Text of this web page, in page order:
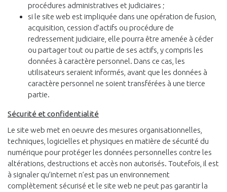
procédures administratives et judiciaires ;
si le site web est impliquée dans une opération de fusion,
acquisition, cession d’actifs ou procédure de
redressement judiciaire, elle pourra être amenée à céder
ou partager tout ou partie de ses actifs, y compris les
données à caractère personnel. Dans ce cas, les
utilisateurs seraient informés, avant que les données à
caractère personnel ne soient transférées à une tierce
partie.
Sécurité et confidentialité
Le site web met en oeuvre des mesures organisationnelles,
techniques, logicielles et physiques en matière de sécurité du
numérique pour protéger les données personnelles contre les
altérations, destructions et accès non autorisés. Toutefois, il est
à signaler qu’internet n’est pas un environnement
complètement sécurisé et le site web ne peut pas garantir la